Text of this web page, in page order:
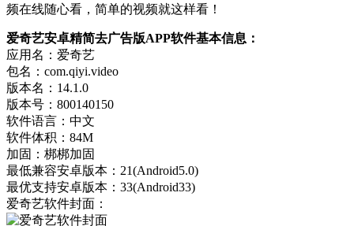
频在线随心看，简单的视频就这样看！
爱奇艺安卓精简去广告版APP软件基本信息：
应用名：爱奇艺
包名：com.qiyi.video
版本名：14.1.0
版本号：800140150
软件语言：中文
软件体积：84M
加固：梆梆加固
最低兼容安卓版本：21(Android5.0)
最优支持安卓版本：33(Android33)
爱奇艺软件封面：